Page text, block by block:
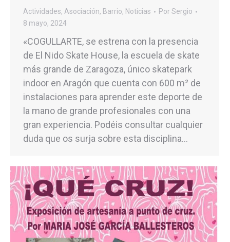
Actividades, Asociación, Barrio, Noticias PorSergio
8 mayo, 2024
«COGULLARTE, se estrena con la presencia
de El Nido Skate House, la escuela de skate
más gran­de de Zaragoza, único skatepark
indoor en Aragón que cuenta con 600 m² de
instalaciones para aprender este deporte de
la mano de grande profesionales con una
gran experiencia. Podéis consultar cualquier
duda que os surja sobre esta disciplina…